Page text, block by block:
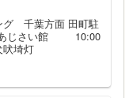
グ 千葉方面 田町駐
あじさい館 10:00
灯